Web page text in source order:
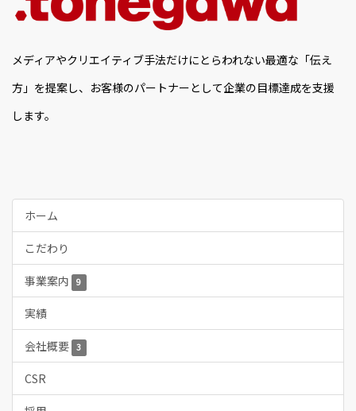
メディアやクリエイティブ手法だけにとらわれない最適な「伝え
方」を提案し、お客様のパートナーとして企業の目標達成を支援
します。
ホーム
こだわり
事業案内 9
実績
会社概要 3
CSR